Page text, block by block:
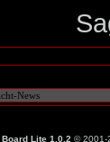
Lite 1.0.2 © 2001-